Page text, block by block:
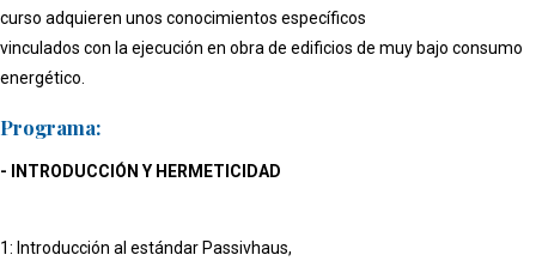
curso adquieren unos conocimientos específicos
vinculados con la ejecución en obra de edificios de muy bajo consumo
energético.
Programa:
- INTRODUCCIÓN Y HERMETICIDAD
1: Introducción al estándar Passivhaus,